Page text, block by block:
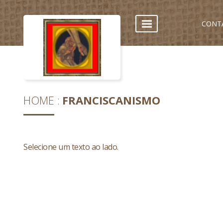
HOME FRANCISCANISMO
Selecione um texto ao lado.